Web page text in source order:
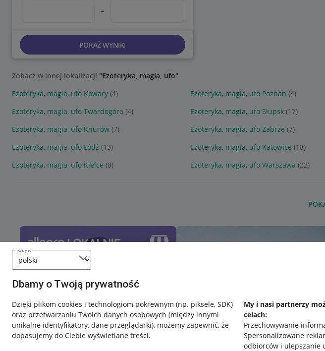
język
Dbamy o Twoją prywatność
Dzięki plikom cookies i technologiom pokrewnym (np. piksele, SDK)
oraz przetwarzaniu Twoich danych osobowych (między innymi
unikalne identyfikatory, dane przeglądarki), możemy zapewnić, że
dopasujemy do Ciebie wyświetlane treści.
My i nasi partnerzy
celach:
Przechowywanie
Spersonalizowane
odbiorców i ulepszanie
–
POKAŻ WYNIKI
Zobacz w innej lokalizacji "Ezoteryka, magia, ufo"
Ezoteryka, magia, ufo Kowary (4) Ezoteryka, magia, ufo Poznań (4)
Ezoteryka, magia, ufo Twardogóra (4) Ezoteryka, magia, ufo Słupsk (17)
Ezoteryka, magia, ufo Knurów (7) Ezoteryka, magia, ufo Zabrze (7)
Ezoteryka, magia, ufo Łódź (13) Ezoteryka, magia, ufo Katowice (18)
Ezoteryka, magia, ufo Kielce (8) Ezoteryka, magia, ufo Warszawa (22)